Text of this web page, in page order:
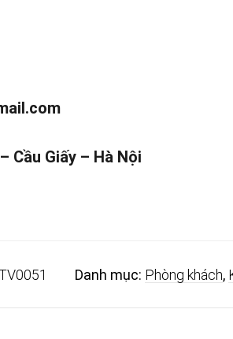
Cầu Giấy – Hà Nội
Danh mục: Phòng khách,